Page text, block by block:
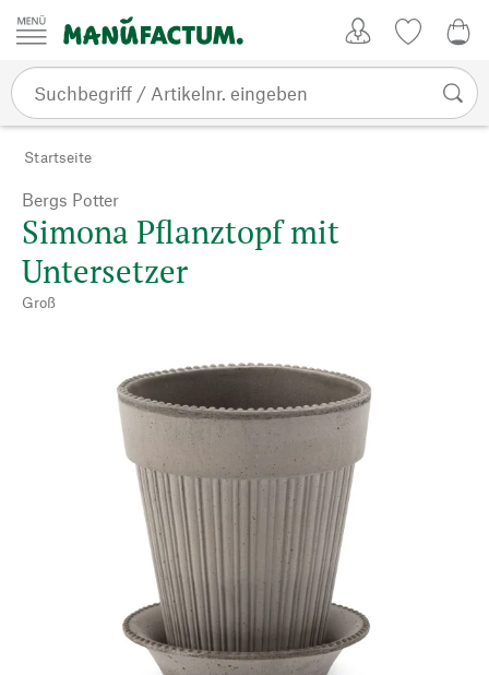
Zum Inhalt springen
Startseite
Bergs Potter
Simona Pflanztopf mit
Untersetzer
Groß